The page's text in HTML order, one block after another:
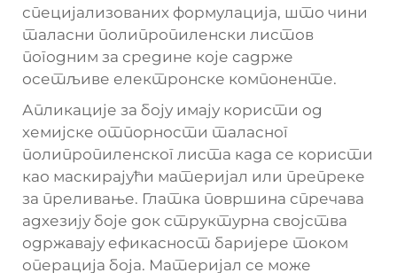
специјализованих формулација, што чини
таласни полипропиленски листов
погодним за средине које садрже
осетљиве електронске компоненте.
Апликације за боју имају користи од
хемијске отпорности таласног
полипропиленског листа када се користи
као маскирајући материјал или препреке
за преливање. Глатка површина спречава
адхезију боје док структурна својства
одржавају ефикасност баријере током
операција боја. Материјал се може